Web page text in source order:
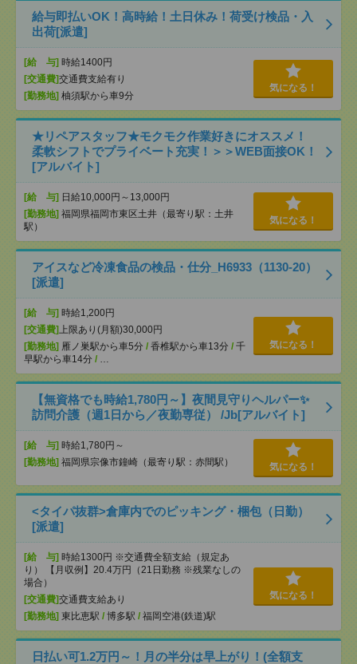
給与即払いOK！高時給！土日休み！荷受け検品・入
出荷[派遣]
[給 与] 時給1400円
[交通費]交通費支給有り
[勤務地] 柚須駅から車9分
気になる！
★リペアスタッフ★モクモク作業好きにオススメ！
柔軟シフトでプライベート充実！＞＞WEB面接OK！
[アルバイト]
[給 与] 日給10,000円～13,000円
[勤務地] 福岡県福岡市東区土井（最寄り駅：土井
駅）
気になる！
アイスなど冷凍食品の検品・仕分_H6933（1130-20）
[派遣]
[給 与] 時給1,200円
[交通費] 上限あり(月額)30,000円
[勤務地] 雁ノ巣駅から車5分 / 香椎駅から車13分 / 千
早駅から車14分 / …
気になる！
【無資格でも時給1,780円～】夜間見守りヘルパー✨
訪問介護（週1日から／夜勤専従） /Jb[アルバイト]
[給 与] 時給1,780円～
[勤務地] 福岡県宗像市鐘崎（最寄り駅：赤間駅） 気になる！
<タイパ抜群>倉庫内でのピッキング・梱包（日勤）
[派遣]
[給 与] 時給1300円 ※交通費全額支給（規定あ
り） 【月収例】20.4万円（21日勤務 ※残業なしの
場合）
[交通費]交通費支給あり
[勤務地] 東比恵駅 / 博多駅 / 福岡空港(鉄道)駅
気になる！
日払い可1.2万円～！月の半分は早上がり！(全額支